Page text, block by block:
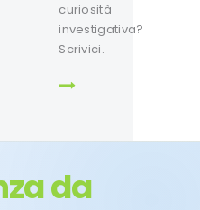
curiosità
investigativa?
Scrivici.
da